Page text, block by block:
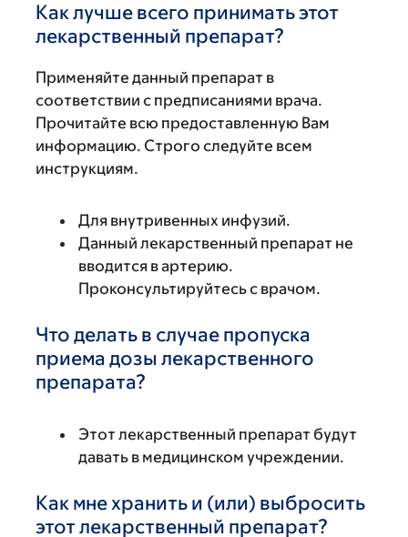
Как лучше всего принимать этот
лекарственный препарат?
Применяйте данный препарат в
соответствии с предписаниями врача.
Прочитайте всю предоставленную Вам
информацию. Строго следуйте всем
инструкциям.
Для внутривенных инфузий.
Данный лекарственный препарат не
вводится в артерию.
Проконсультируйтесь с врачом.
Что делать в случае пропуска
приема дозы лекарственного
препарата?
Этот лекарственный препарат будут
давать в медицинском учреждении.
Как мне хранить и (или) выбросить
этот лекарственный препарат?